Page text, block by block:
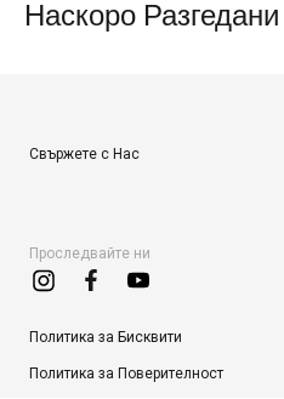
Наскоро Разгедани
Свържете с Нас
Проследвайте ни
Политика за Бисквити
Политика за Поверителност